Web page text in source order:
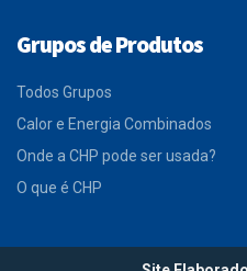
Grupos de Produtos
Todos Grupos
Calor e Energia Combinados
Onde a CHP pode ser usada?
O que é CHP